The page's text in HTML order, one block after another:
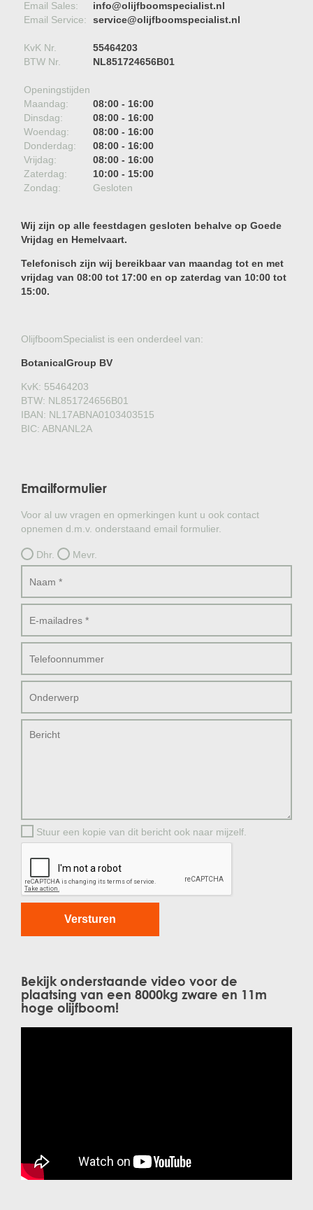
Email Sales:
info@olijfboomspecialist.nl
Email Service:
service@olijfboomspecialist.nl
KvK Nr.
55464203
BTW Nr.
NL851724656B01
Openingstijden
Maandag:
08:00 - 16:00
Dinsdag:
08:00 - 16:00
Woendag:
08:00 - 16:00
Donderdag:
08:00 - 16:00
Vrijdag:
08:00 - 16:00
Zaterdag:
10:00 - 15:00
Zondag:
Gesloten
Wij zijn op alle feestdagen gesloten behalve op Goede
Vrijdag en Hemelvaart.
Telefonisch zijn wij bereikbaar van maandag tot en met
vrijdag van 08:00 tot 17:00 en op zaterdag van 10:00 tot
15:00.
OlijfboomSpecialist is een onderdeel van:
BotanicalGroup BV
KvK: 55464203
BTW: NL851724656B01
IBAN: NL17ABNA0103403515
BIC: ABNANL2A
Emailformulier
Voor al uw vragen en opmerkingen kunt u ook contact
opnemen d.m.v. onderstaand email formulier.
Dhr. Mevr.
Stuur een kopie van dit bericht ook naar mijzelf.
Bekijk onderstaande video voor de
plaatsing van een 8000kg zware en 11m
hoge olijfboom!